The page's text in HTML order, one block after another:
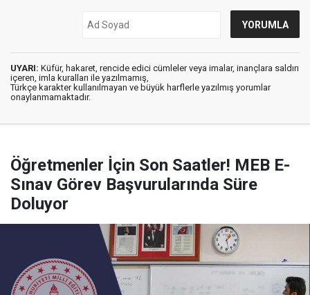
UYARI: Küfür, hakaret, rencide edici cümleler veya imalar, inançlara saldırı
içeren, imla kuralları ile yazılmamış,
Türkçe karakter kullanılmayan ve büyük harflerle yazılmış yorumlar
onaylanmamaktadır.
Öğretmenler İçin Son Saatler! MEB E-
Sınav Görev Başvurularında Süre
Doluyor